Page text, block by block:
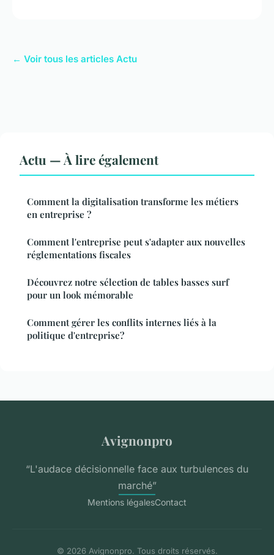
← Voir tous les articles Actu
Actu — À lire également
Comment la digitalisation transforme les métiers
en entreprise ?
Comment l'entreprise peut s'adapter aux nouvelles
réglementations fiscales
Découvrez notre sélection de tables basses surf
pour un look mémorable
Comment gérer les conflits internes liés à la
politique d'entreprise?
Avignonpro
“L'audace décisionnelle face aux turbulences du
marché”
Mentions légalesContact
© 2026 Avignonpro. Tous droits réservés.